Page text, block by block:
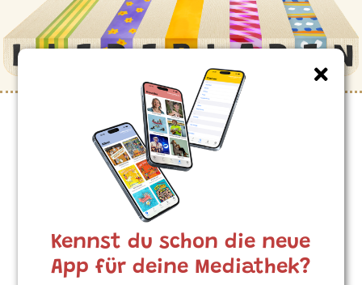
Kinderlieder zum Thema
”Balancieren”
Die Brugg isch gföörlich
Andrew Bond
Chrüsimüsi Chräbs
#Balancieren #Brücke #Krokodil
Kennst du schon die neue
App für deine Mediathek?